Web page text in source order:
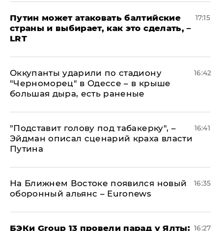
Путин может атаковать балтийские
страны и выбирает, как это сделать, –
LRT
17:15
Оккупанты ударили по стадиону
"Черноморец" в Одессе – в крыше
большая дыра, есть раненые
16:42
​"Подставит голову под табакерку", –
Эйдман описал сценарий краха власти
Путина
16:41
На Ближнем Востоке появился новый
оборонный альянс – Euronews
16:35
​БЭКи Group 13 провели парад у Ялты: 16:27